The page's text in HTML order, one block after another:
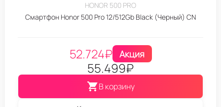
HONOR 500 PRO
Смартфон Honor 500 Pro 12/512Gb Black (Черный) CN
52.724₽ Акция
55.499₽
В корзину